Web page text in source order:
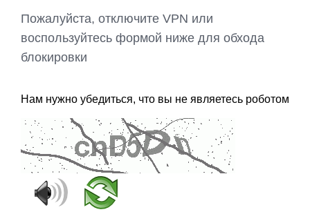
Пожалуйста, отключите VPN или
воспользуйтесь формой ниже для обхода
блокировки
Нам нужно убедиться, что вы не являетесь роботом